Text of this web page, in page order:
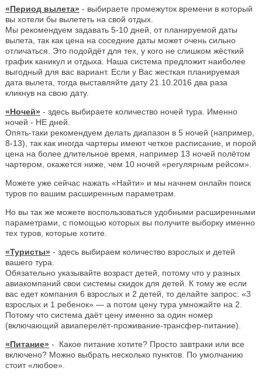
«Период вылета» - выбираете промежуток времени в который
вы хотели бы вылететь на свой отдых.
Мы рекомендуем задавать 5-10 дней, от планируемой даты
вылета, так как цена на соседние даты может очень сильно
отличаться. Это подойдёт для тех, у кого не слишком жёсткий
график каникул и отдыха. Наша система предложит наиболее
выгодный для вас вариант. Если у Вас жесткая планируемая
дата вылета, тогда выставляйте дату 21.10.2016 два раза
кликнув на свою дату.
«Ночей» - здесь выбираете количество ночей тура. Именно
ночей - НЕ дней.
Опять-таки рекомендуем делать диапазон в 5 ночей (например,
8-13), так как иногда чартеры имеют четкое расписание, и порой
цена на более длительное время, например 13 ночей полётом
чартером, окажется ниже, чем 10 ночей «регулярным рейсом».
Можете уже сейчас нажать «Найти» и мы начнем онлайн поиск
туров по вашим расширенным параметрам.
Но вы так же можете воспользоваться удобными расширенными
параметрами, с помощью которых вы получите выборку именно
тех туров, которые хотите.
«Туристы» - здесь выбираем количество взрослых и детей
вашего тура.
Обязательно указывайте возраст детей, потому что у разных
авиакомпаний свои системы скидок для детей. К тому же если
вас едет компания 6 взрослых и 2 детей, то делайте запрос: «3
взрослых и 1 ребенок» — а потом цену тура умножайте на 2.
Потому что система даёт цену именно за один номер
(включающий авиаперелёт-проживание-трансфер-питание).
«Питание» - Какое питание хотите? Просто завтраки или все
включено? Можно выбрать несколько пунктов. По умолчанию
стоит «любое».